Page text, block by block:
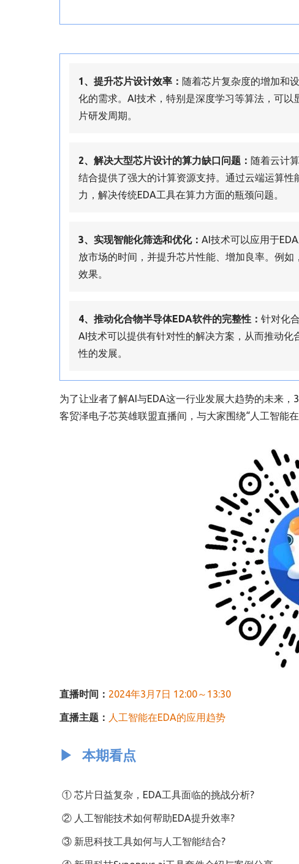
1、提升芯片设计效率： 随着芯片复杂度的增加和
化的需求。AI技术，特别是深度学习等算法，可
片研发周期。
2、解决大型芯片设计的算力缺口问题： 随着云计
结合提供了强大的计算资源支持。通过云端运算
力，解决传统EDA工具在算力方面的瓶颈问题。
3、实现智能化筛选和优化： AI技术可以应用于
放市场的时间，并提升芯片性能、增加良率。例
效果。
4、推动化合物半导体EDA软件的完整性： 针对化
AI技术可以提供有针对性的解决方案，从而推动
性的发展。
为了让业者了解AI与EDA这一行业发展大趋势的未来，
客贸泽电子芯英雄联盟直播间，与大家围绕“人工智能
直播时间： 2024年3月7日 12:00～13:30
直播主题： 人工智能在EDA的应用趋势
▶ 本期看点
① 芯片日益复杂，EDA工具面临的挑战分析?
② 人工智能技术如何帮助EDA提升效率?
③ 新思科技工具如何与人工智能结合?